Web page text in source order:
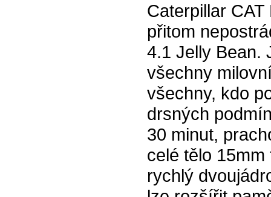
Caterpillar
přitom
4.1 Jelly Bean.
všechny
všechny, kdo
drsných
30 minut,
celé tělo
rychlý